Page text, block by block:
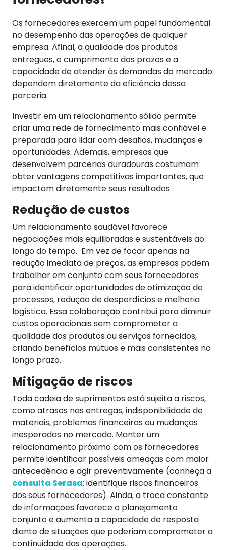
Os fornecedores exercem um papel fundamental
no desempenho das operações de qualquer
empresa. Afinal, a qualidade dos produtos
entregues, o cumprimento dos prazos e a
capacidade de atender às demandas do mercado
dependem diretamente da eficiência dessa
parceria.
Investir em um relacionamento sólido permite
criar uma rede de fornecimento mais confiável e
preparada para lidar com desafios, mudanças e
oportunidades. Ademais, empresas que
desenvolvem parcerias duradouras costumam
obter vantagens competitivas importantes, que
impactam diretamente seus resultados.
Redução de custos
Um relacionamento saudável favorece
negociações mais equilibradas e sustentáveis ao
longo do tempo. Em vez de focar apenas na
redução imediata de preços, as empresas podem
trabalhar em conjunto com seus fornecedores
para identificar oportunidades de otimização de
processos, redução de desperdícios e melhoria
logística. Essa colaboração contribui para diminuir
custos operacionais sem comprometer a
qualidade dos produtos ou serviços fornecidos,
criando benefícios mútuos e mais consistentes no
longo prazo.
Mitigação de riscos
Toda cadeia de suprimentos está sujeita a riscos,
como atrasos nas entregas, indisponibilidade de
materiais, problemas financeiros ou mudanças
inesperadas no mercado. Manter um
relacionamento próximo com os fornecedores
permite identificar possíveis ameaças com maior
antecedência e agir preventivamente (conheça a
consulta Serasa: identifique riscos financeiros
dos seus fornecedores). Ainda, a troca constante
de informações favorece o planejamento
conjunto e aumenta a capacidade de resposta
diante de situações que poderiam comprometer a
continuidade das operações.